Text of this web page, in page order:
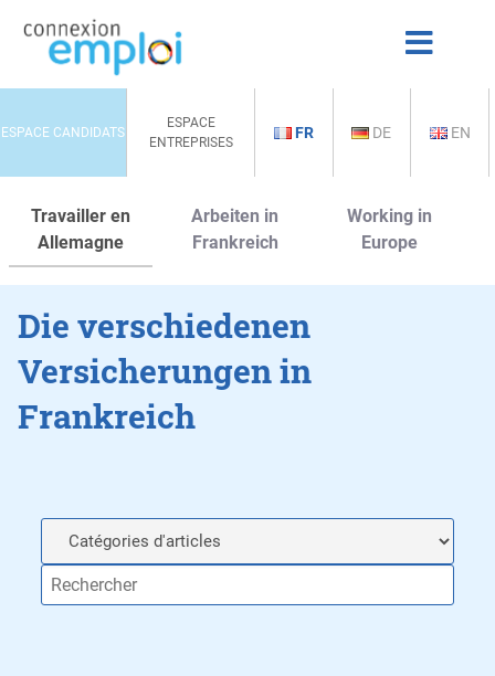
ESPACE CANDIDATS
ESPACE
ENTREPRISES
FR DE EN
Travailler en
Allemagne
Arbeiten in
Frankreich
Working in
Europe
Die verschiedenen
Versicherungen in
Frankreich